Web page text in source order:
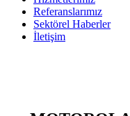
Referanslarımız
Sektörel Haberler
İletişim